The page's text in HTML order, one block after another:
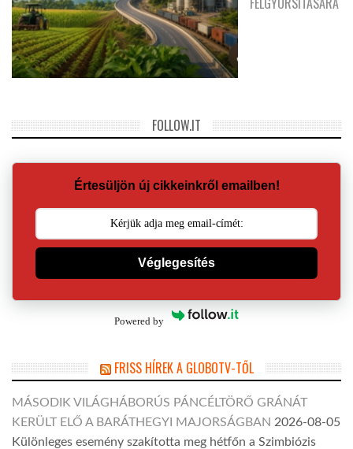
FOLLOW.IT
Értesüljön új cikkeinkről emailben!
Véglegesítés
Powered by
FRISS HÍREK A GLOBOTV-TŐL
MÁSODIK VILÁGHÁBORÚS PÁNCÉLTÖRŐ GRÁNÁT
KERÜLT ELŐ A BARÁTHEGYI MAJORSÁGBAN 2026-08-05
Különleges esemény szakította meg hétfőn a Szimbiózis